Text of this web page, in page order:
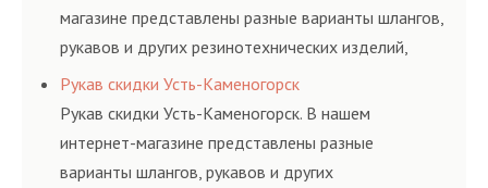
магазине представлены разные варианты шлангов,
рукавов и других резинотехнических изделий,
соответствующих ГОСТам, техническим условиям
и нормативам.
Рукав скидки Усть-Каменогорск
Рукав скидки Усть-Каменогорск. В нашем
интернет-магазине представлены разные
варианты шлангов, рукавов и других